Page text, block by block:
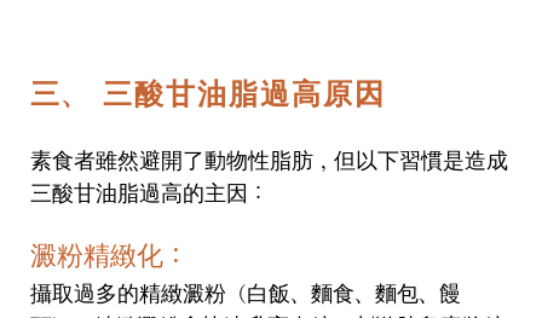
三、 三酸甘油脂過高原因
素食者雖然避開了動物性脂肪，但以下習慣是造成
三酸甘油脂過高的主因：
澱粉精緻化：
攝取過多的精緻澱粉（白飯、麵食、麵包、饅